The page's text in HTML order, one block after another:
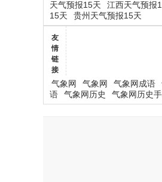
天气预报15天
江西天气预报
15天
贵州天气预报15天
友
情
链
接
气象网 气象网 气象网成语
语
气象网历史 气象网历史